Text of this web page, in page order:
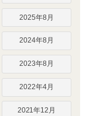
2025年8月
2024年8月
2023年8月
2022年4月
2021年12月